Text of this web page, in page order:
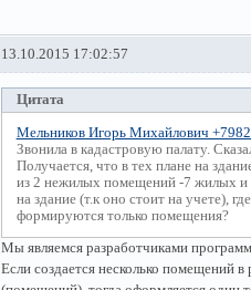
13.10.2015 17:02:57
Цитата
Мельников Игорь Михайлович
Звонила в кадастровую палату.
Получается, что в тех плане на
из 2 нежилых помещений -7 жилых и
на здание (т.к оно стоит на учете),
формируются только помещения?
Мы являемся разработчиками
Если создается несколько помещений